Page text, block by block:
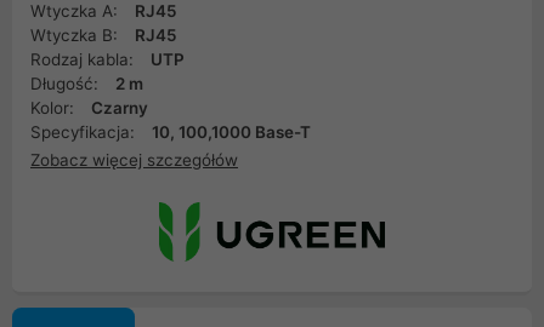
Wtyczka A:
RJ45
Wtyczka B:
RJ45
Rodzaj kabla:
UTP
Długość:
2 m
Kolor:
Czarny
Specyfikacja:
10, 100,1000 Base-T
Zobacz więcej szczegółów